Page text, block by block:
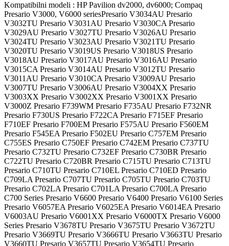
Kompatibilni modeli : HP Pavilion dv2000, dv6000; Compaq
Presario V3000, V6000 seriesPresario V3034AU Presario
V3032TU Presario V3031AU Presario V3030CA Presario
V3029AU Presario V3027TU Presario V3026AU Presario
V3024TU Presario V3023AU Presario V3021TU Presario
V3020TU Presario V3019US Presario V3018US Presario
V3018AU Presario V3017AU Presario V3016AU Presario
V3015CA Presario V3014AU Presario V3012TU Presario
V3011AU Presario V3010CA Presario V3009AU Presario
V3007TU Presario V3006AU Presario V3004XX Presario
V3003XX Presario V3002XX Presario V3001XX Presario
V3000Z Presario F739WM Presario F735AU Presario F732NR
Presario F730US Presario F722CA Presario F715EF Presario
F710EF Presario F700EM Presario F575AU Presario F560EM
Presario F545EA Presario F502EU Presario C757EM Presario
C755ES Presario C750EF Presario C742EM Presario C737TU
Presario C732TU Presario C732EF Presario C730BR Presario
C722TU Presario C720BR Presario C715TU Presario C713TU
Presario C710TU Presario C710EL Presario C710ED Presario
C709LA Presario C707TU Presario C705TU Presario C703TU
Presario C702LA Presario C701LA Presario C700LA Presario
C700 Series Presario V6600 Presario V6400 Presario V6100 Series
Presario V6057EA Presario V6025EA Presario V6014EA Presario
V6003AU Presario V6001XX Presario V6000TX Presario V6000
Series Presario V3678TU Presario V3675TU Presario V3672TU
Presario V3669TU Presario V3666TU Presario V3663TU Presario
V3660TU Presario V3657TU Presario V3654TU Presario